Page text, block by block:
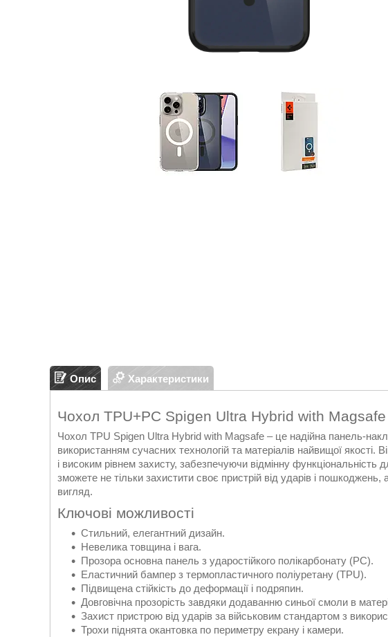
Опис Характеристики
Чохол TPU+PC Spigen Ultra Hybrid with
Чохол TPU Spigen Ultra Hybrid with Magsafe – це надійна панель-
використанням сучасних технологій та матеріалів найвищої
і високим рівнем захисту, забезпечуючи відмінну
зможете не тільки захистити своє пристрій від ударів і пошкоджень,
вигляд.
Ключові можливості
Стильний, елегантний дизайн.
Невелика товщина і вага.
Прозора основна панель з ударостійкого полікарбонату (PC).
Еластичний бампер з термопластичного поліуретану (TPU).
Підвищена стійкість до деформації і подряпин.
Довговічна прозорість завдяки додаванню синьої смоли в
Захист пристрою від ударів за військовим стандартом з
Трохи піднята окантовка по периметру екрану і камери.